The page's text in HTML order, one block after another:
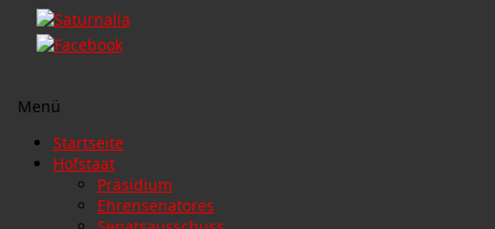
Menü
Zum
Inhalt
Startseite
Hofstaat
Präsidium
Ehrensenatores